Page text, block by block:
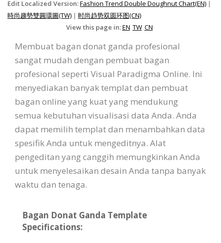
Edit Localized Version:Fashion Trend Double Doughnut Chart(EN) |
時尚趨勢雙圓環圖(TW) | 时尚趋势双圆环图(CN)
View this page in:EN TW CN
Membuat bagan donat ganda profesional
sangat mudah dengan pembuat bagan
profesional seperti Visual Paradigma Online. Ini
menyediakan banyak templat dan pembuat
bagan online yang kuat yang mendukung
semua kebutuhan visualisasi data Anda. Anda
dapat memilih templat dan menambahkan data
spesifik Anda untuk mengeditnya. Alat
pengeditan yang canggih memungkinkan Anda
untuk menyelesaikan desain Anda tanpa banyak
waktu dan tenaga.
Bagan Donat Ganda Template
Specifications: